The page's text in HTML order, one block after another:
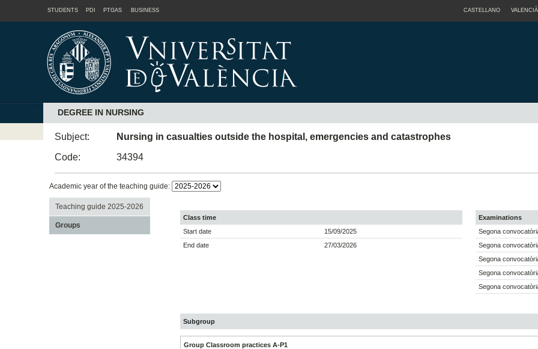
STUDENTS PDI PTGAS BUSINESS CASTELLANO VALENCIÀ
DEGREE IN NURSING
Subject:
Nursing in casualties outside the hospital, emergencies and catastrophes
Code:
34394
Academic year of the teaching guide:
Teaching guide 2025-2026
Groups
Class time
Start date
15/09/2025
End date
27/03/2026
Examinations
Segona
Segona
Segona
Segona
Segona
Subgroup
Group Classroom practices A-P1